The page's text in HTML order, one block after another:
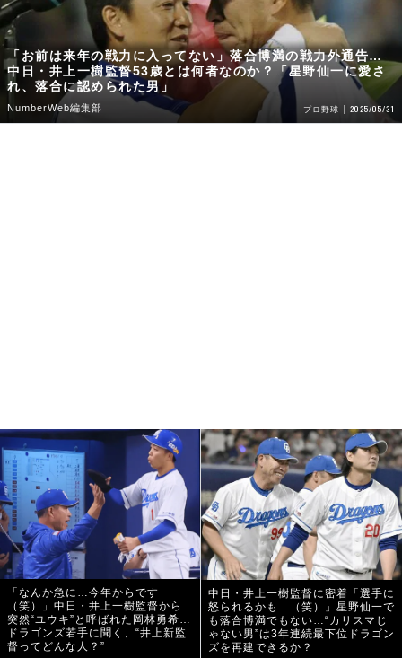
「お前は来年の戦力に入ってない」落合博満の戦力外通告…
中日・井上一樹監督53歳とは何者なのか？「星野仙一に愛さ
れ、落合に認められた男」
NumberWeb編集部 プロ野球 2025/05/31
「なんか急に…今年からです
（笑）」中日・井上一樹監督から
突然“ユウキ”と呼ばれた岡林勇希…
ドラゴンズ若手に聞く、“井上新監
督ってどんな人？”
中日・井上一樹監督に密着「選手に
怒られるかも…（笑）」星野仙一で
も落合博満でもない…“カリスマじ
ゃない男”は3年連続最下位ドラゴン
ズを再建できるか？